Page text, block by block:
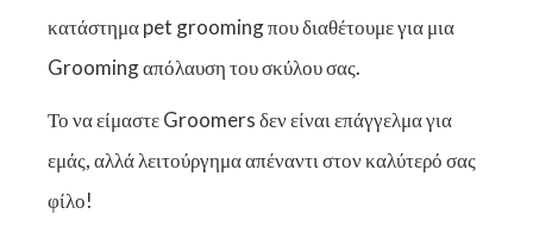
κατάστημα pet grooming που διαθέτουμε για μια
Grooming απόλαυση του σκύλου σας.
Το να είμαστε Groomers δεν είναι επάγγελμα για
εμάς, αλλά λειτούργημα απέναντι στον καλύτερό σας
φίλο!